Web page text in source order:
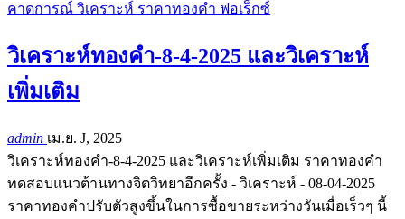
คาดการณ์ วิเคราะห์ ราคาทองคำ ฟอเร็กซ์
วิเคราะห์ทองคำ-8-4-2025 และวิเคราะห์
เพิ่มเติม
admin เม.ย. J, 2025
วิเคราะห์ทองคำ-8-4-2025 และวิเคราะห์เพิ่มเติม ราคาทองคำ
ทดสอบแนวต้านทางจิตวิทยาอีกครั้ง - วิเคราะห์ - 08-04-2025
ราคาทองคำปรับตัวสูงขึ้นในการซื้อขายระหว่างวันเมื่อเร็วๆ นี้